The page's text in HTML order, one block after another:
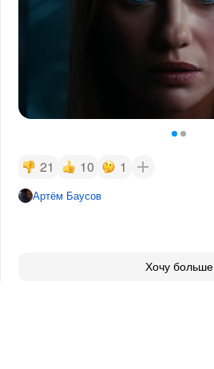
21 10 1
Артём Баусов
Хочу больше